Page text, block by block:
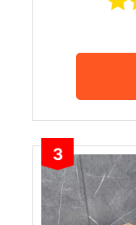
3